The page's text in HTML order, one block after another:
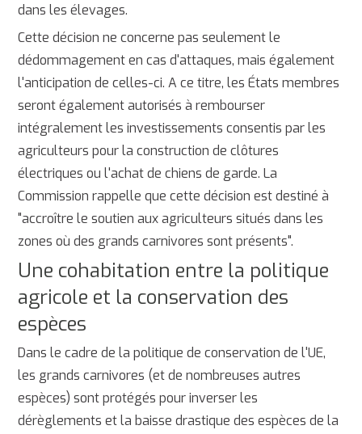
dans les élevages.
Cette décision ne concerne pas seulement le
dédommagement en cas d'attaques, mais également
l'anticipation de celles-ci. A ce titre, les États membres
seront également autorisés à rembourser
intégralement les investissements consentis par les
agriculteurs pour la construction de clôtures
électriques ou l'achat de chiens de garde. La
Commission rappelle que cette décision est destiné à
"accroître le soutien aux agriculteurs situés dans les
zones où des grands carnivores sont présents".
Une cohabitation entre la politique
agricole et la conservation des
espèces
Dans le cadre de la politique de conservation de l'UE,
les grands carnivores (et de nombreuses autres
espèces) sont protégés pour inverser les
dérèglements et la baisse drastique des espèces de la